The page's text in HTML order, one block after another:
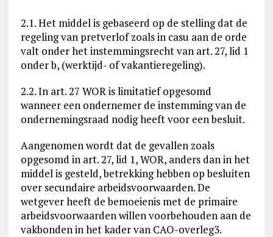
2.1. Het middel is gebaseerd op de stelling dat de
regeling van pretverlof zoals in casu aan de orde
valt onder het instemmingsrecht van art. 27, lid 1
onder b, (werktijd- of vakantieregeling).
2.2. In art. 27 WOR is limitatief opgesomd
wanneer een ondernemer de instemming van de
ondernemingsraad nodig heeft voor een besluit.
Aangenomen wordt dat de gevallen zoals
opgesomd in art. 27, lid 1, WOR, anders dan in het
middel is gesteld, betrekking hebben op besluiten
over secundaire arbeidsvoorwaarden. De
wetgever heeft de bemoeienis met de primaire
arbeidsvoorwaarden willen voorbehouden aan de
vakbonden in het kader van CAO-overleg3.